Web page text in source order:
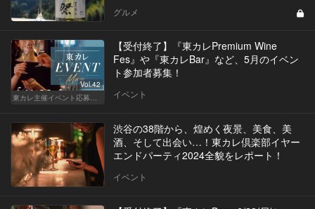
グルメ
Vol.42
【受付終了】『東カレPremium Wine
Fes』や『東カレBar』など、5月のイベン
ト参加者募集！
イベント
渋谷の38階から、煌めく夜景、美食、美
酒、そして出会い…！東カレ倶楽部イヤー
エンドパーティ2024全貌をレポート！
イベント